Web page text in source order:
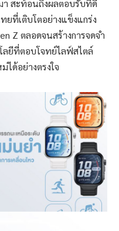
า สะท้อนถึงผลตอบรับที่ดี
ยที่เติบโตอย่างแข็งแกร่ง
Z ตลอดจนสร้างการจดจำ
ลยีที่ตอบโจทย์ไลฟ์สไตล์
ได้อย่างตรงใจ